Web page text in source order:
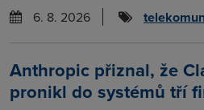
6. 8. 2026
Anthropic přiznal, že
pronikl do systémů tří